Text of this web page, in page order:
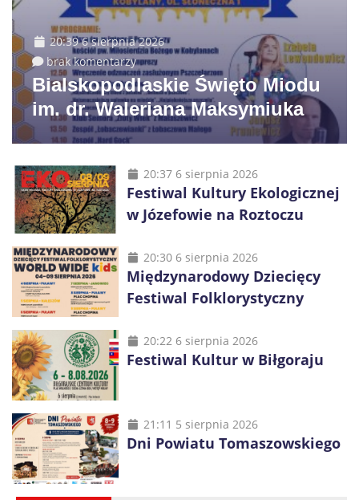
20:39 6 sierpnia 2026
brak komentarzy
Bialskopodlaskie Święto Miodu
im. dr. Waleriana Maksymiuka
20:37 6 sierpnia 2026
Festiwal Kultury Ekologicznej
w Józefowie na Roztoczu
20:30 6 sierpnia 2026
Międzynarodowy Dziecięcy
Festiwal Folklorystyczny
20:22 6 sierpnia 2026
Festiwal Kultur w Biłgoraju
21:11 5 sierpnia 2026
Dni Powiatu Tomaszowskiego